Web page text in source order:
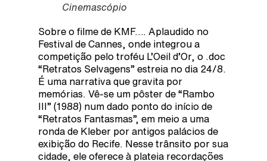
Cinemascópio
Sobre o filme de KMF…. Aplaudido no
Festival de Cannes, onde integrou a
competição pelo troféu L’Oeil d’Or, o .doc
“Retratos Selvagens” estreia no dia 24/8.
É uma narrativa que gravita por
memórias. Vê-se um pôster de “Rambo
III” (1988) num dado ponto do início de
“Retratos Fantasmas”, em meio a uma
ronda de Kleber por antigos palácios de
exibição do Recife. Nesse trânsito por sua
cidade, ele oferece à plateia recordações